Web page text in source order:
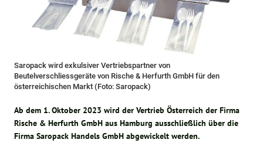
Saropack wird exkulsiver Vertriebspartner von
Beutelverschliessgeräte von Rische & Herfurth GmbH für den
österreichischen Markt (Foto: Saropack)
Ab dem 1. Oktober 2023 wird der Vertrieb Österreich der Firma
Rische & Herfurth GmbH aus Hamburg ausschließlich über die
Firma Saropack Handels GmbH abgewickelt werden.